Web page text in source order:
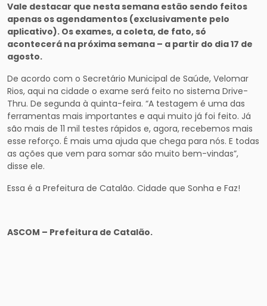
Vale destacar que nesta semana estão sendo feitos
apenas os agendamentos (exclusivamente pelo
aplicativo). Os exames, a coleta, de fato, só
acontecerá na próxima semana – a partir do dia 17 de
agosto.
De acordo com o Secretário Municipal de Saúde, Velomar
Rios, aqui na cidade o exame será feito no sistema Drive-
Thru. De segunda à quinta-feira. “A testagem é uma das
ferramentas mais importantes e aqui muito já foi feito. Já
são mais de 11 mil testes rápidos e, agora, recebemos mais
esse reforço. É mais uma ajuda que chega para nós. E todas
as ações que vem para somar são muito bem-vindas”,
disse ele.
Essa é a Prefeitura de Catalão. Cidade que Sonha e Faz!
ASCOM – Prefeitura de Catalão.